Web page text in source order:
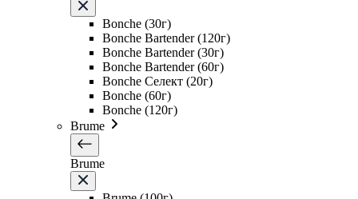
Bonche (30г)
Bonche Bartender (120г)
Bonche Bartender (30г)
Bonche Bartender (60г)
Bonche Селект (20г)
Bonche (60г)
Bonche (120г)
Brume
Brume